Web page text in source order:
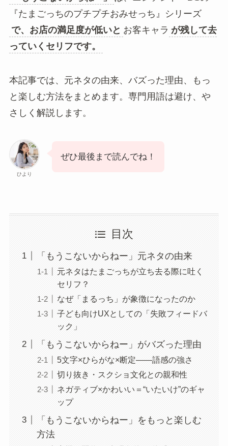
『たまごっちのプチプチおみせっち』シリーズ
で、お店の満足度が低いと お客キャラ が残して去
っていくセリフです。
本記事では、元ネタの由来、バズった理由、もっ
と楽しむ方法をまとめます。専門用語は避け、や
さしく解説します。
ひより
ぜひ最後まで読んでね！
目次
「もうこないからねー」元ネタの由来
元ネタはたまごっちが立ち去る際に吐く
セリフ？
なぜ「まるっち」が象徴になったのか
子ども向けUXとしての「失敗フィードバ
ック」
「もうこないからねー」がバズった理由
5文字×ひらがな×断定――語感の強さ
切り抜き・スクショ文化との親和性
ネガティブ×かわいい＝“いたいけ”のギャ
ップ
「もうこないからねー」をもっと楽しむ
方法